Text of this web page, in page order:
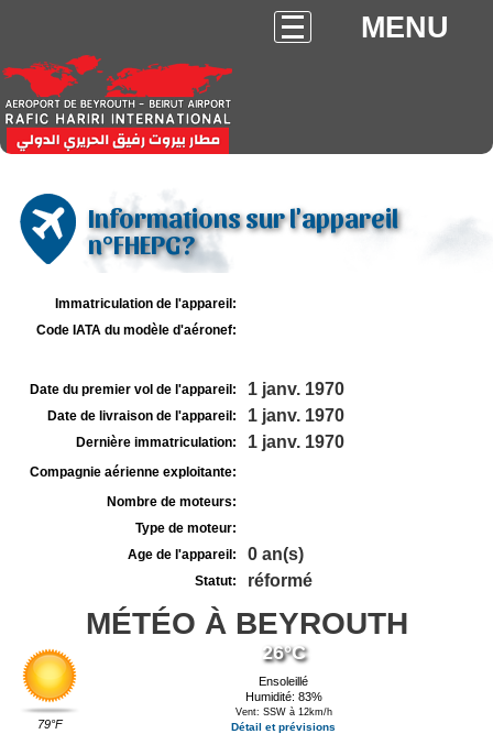
MENU
Informations sur l'appareil
n°FHEPG?
Immatriculation de l'appareil:
Code IATA du modèle d'aéronef:
Date du premier vol de l'appareil: 1 janv. 1970
Date de livraison de l'appareil: 1 janv. 1970
Dernière immatriculation: 1 janv. 1970
Compagnie aérienne exploitante:
Nombre de moteurs:
Type de moteur:
Age de l'appareil:
0 an(s)
Statut: réformé
MÉTÉO À BEYROUTH
79°F
26°C
Ensoleillé
Humidité: 83%
Vent: SSW à 12km/h
Détail et prévisions